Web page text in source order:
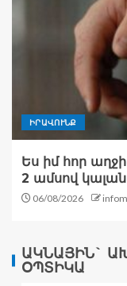
ԻՐԱՎՈՒՆՔ
Ես իմ հոր
2 ամսով
06/08/2026
ԱԿՆԱՅԻՆ`
ՕՊՏԻԿԱ